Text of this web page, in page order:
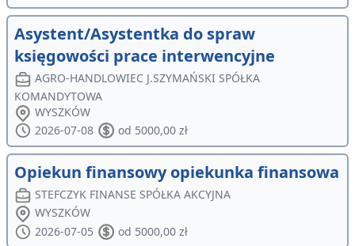
Asystent/Asystentka do spraw
księgowości prace interwencyjne
AGRO-HANDLOWIEC J.SZYMAŃSKI SPÓŁKA
KOMANDYTOWA
WYSZKÓW
2026-07-08
od 5000,00 zł
Opiekun finansowy opiekunka finansowa
STEFCZYK FINANSE SPÓŁKA AKCYJNA
WYSZKÓW
2026-07-05
od 5000,00 zł